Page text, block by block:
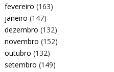
fevereiro (163)
janeiro (147)
dezembro (132)
novembro (152)
outubro (132)
setembro (149)